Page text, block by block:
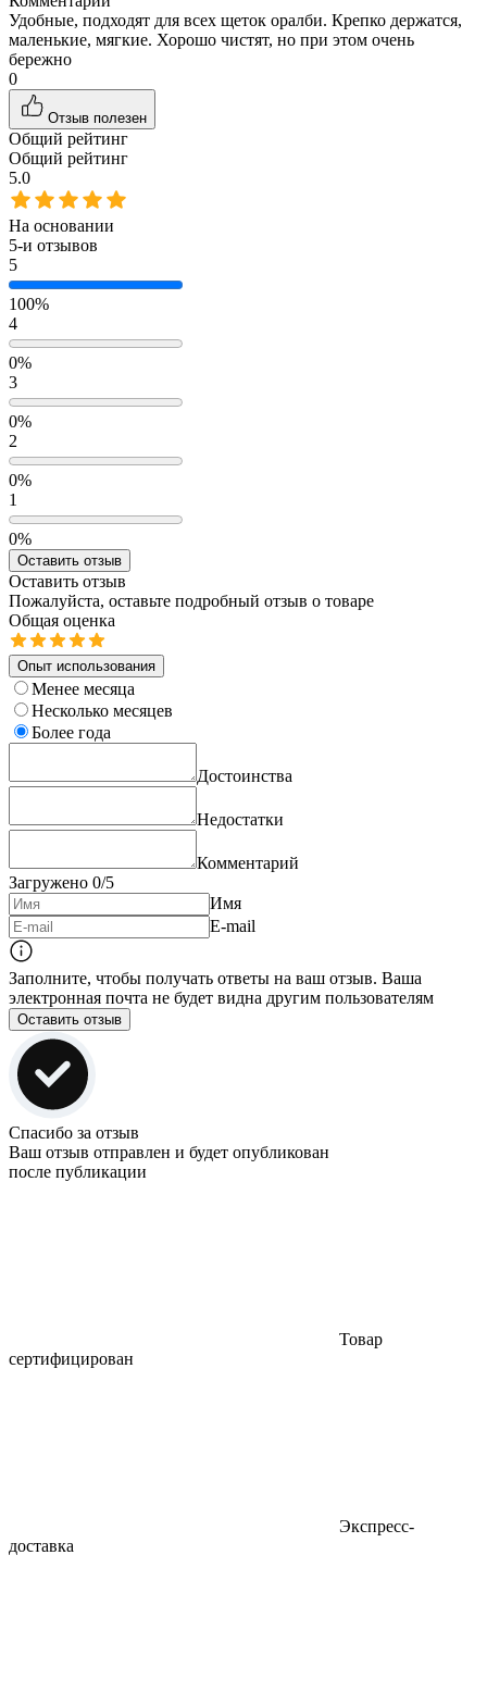
Удобные, подходят для всех щеток оралби. Крепко держатся,
маленькие, мягкие. Хорошо чистят, но при этом очень
бережно
0
Отзыв полезен
Общий рейтинг
Общий рейтинг
5.0
На основании
5-и отзывов
5
100%
4
0%
3
0%
2
0%
1
0%
Оставить отзыв
Оставить отзыв
Пожалуйста, оставьте подробный отзыв о товаре
Общая оценка
Опыт использования
Менее месяца
Несколько месяцев
Более года
Достоинства
Недостатки
Комментарий
Загружено 0/5
Имя
E-mail
Заполните, чтобы получать ответы на ваш отзыв. Ваша
электронная почта не будет видна другим пользователям
Оставить отзыв
Спасибо за отзыв
Ваш отзыв отправлен и будет опубликован
после публикации
Товар
сертифицирован
Экспресс-
доставка